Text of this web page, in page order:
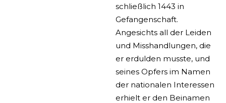
schließlich 1443 in
Gefangenschaft.
Angesichts all der Leiden
und Misshandlungen, die
er erdulden musste, und
seines Opfers im Namen
der nationalen Interessen
erhielt er den Beinamen